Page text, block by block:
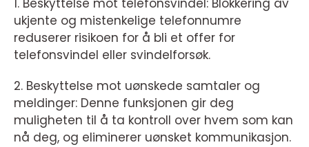
1. Beskyttelse mot telefonsvindel: Blokkering av
ukjente og mistenkelige telefonnumre
reduserer risikoen for å bli et offer for
telefonsvindel eller svindelforsøk.
2. Beskyttelse mot uønskede samtaler og
meldinger: Denne funksjonen gir deg
muligheten til å ta kontroll over hvem som kan
nå deg, og eliminerer uønsket kommunikasjon.